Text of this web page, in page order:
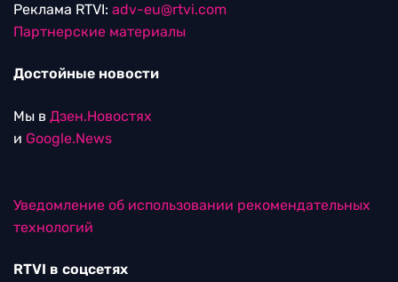
Реклама RTVI: adv-eu@rtvi.com
Партнерские материалы
Достойные новости
Мы в Дзен.Новостях
и Google.News
Уведомление об использовании рекомендательных
технологий
RTVI в соцсетях